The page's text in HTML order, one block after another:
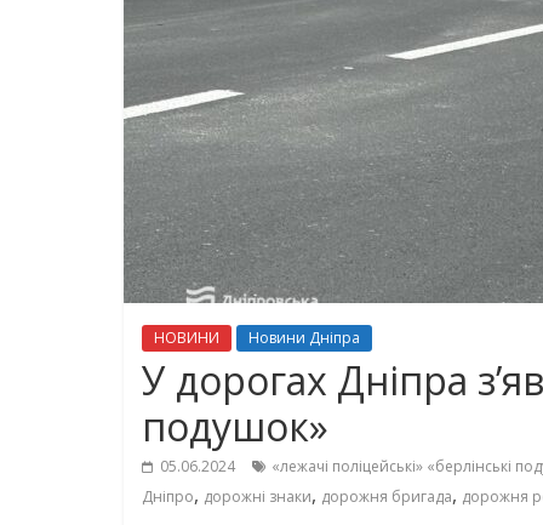
НОВИНИ Новини Дніпра
У дорогах Дніпра
подушок»
05.06.2024 «лежачі поліцейські» «берлінські
Дніпро, дорожні знаки, дорожня бригада, дорожня